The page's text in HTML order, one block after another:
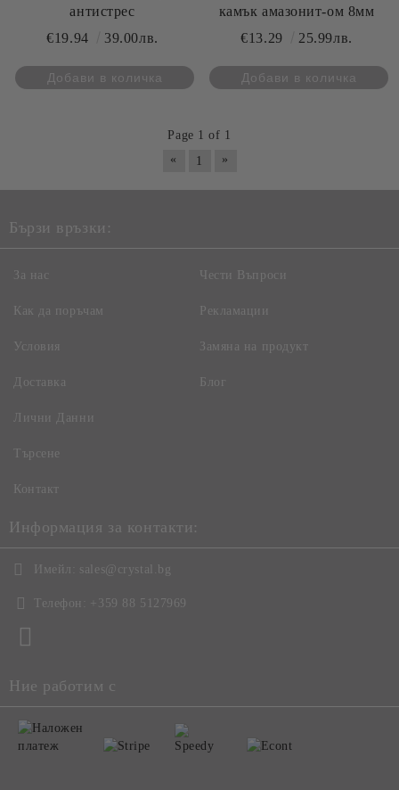
антистрес
€19.94
39.00лв.
камък амазонит-ом 8мм
€13.29
25.99лв.
Page 1 of 1
«
1 »
Бързи връзки:
За нас
Как да поръчам
Условия
Доставка
Чести Въпроси
Рекламации
Замяна на продукт
Блог
Лични Данни
Търсене
Контакт
Информация за контакти:
Имейл: sales@crystal.bg
Телефон: +359 88 5127969
Ние работим с